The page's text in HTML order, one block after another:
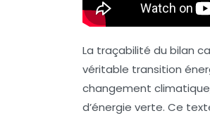
La traçabilité du bilan
véritable transition
changement
d’énergie verte. Ce